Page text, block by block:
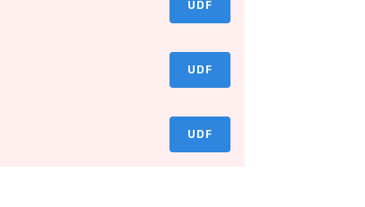
UDF
UDF
UDF